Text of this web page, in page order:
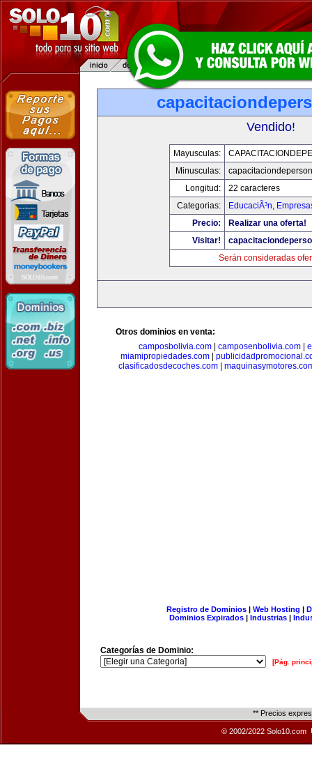
Vendido!
Mayusculas:
Minusculas:
Longitud:
22 caracteres
Categorias:
EducaciÃ³n,
Precio:
Realizar una oferta!
Visitar!
Serán consideradas
Otros dominios en venta:
camposbolivia.com| camposenbolivia.com|
miamipropiedades.com
clasificadosdecoches.com
Registro de Dominios| Web Hosting |
Dominios Expirados | Industrias |
Categorías de Dominio:
[Pág.
** Precios
© 2002/2022 Solo10.com